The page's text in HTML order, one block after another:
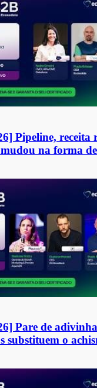
Pipeline, receita
na forma
Pare de
substituem o